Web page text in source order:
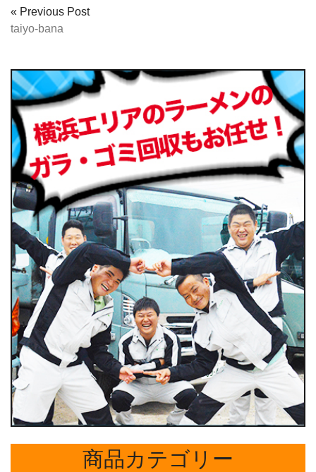
« Previous Post
taiyo-bana
商品カテゴリー